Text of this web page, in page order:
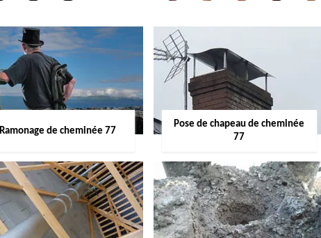
Ramonage de cheminée 77
Pose de chapeau de cheminée
77